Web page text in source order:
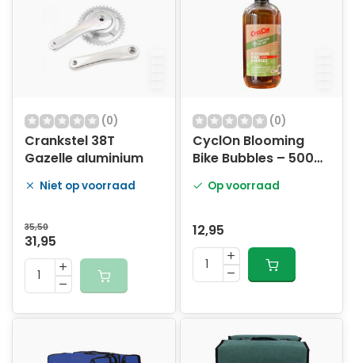
(0)
Crankstel 38T
Gazelle aluminium
Niet op voorraad
35,50
31,95
(0)
CyclOn Blooming
Bike Bubbles – 500
Op voorraad
12,95